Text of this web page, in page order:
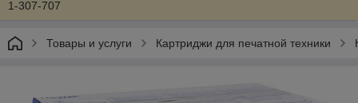
1-307-707
Товары и услуги Картриджи для печатной техники